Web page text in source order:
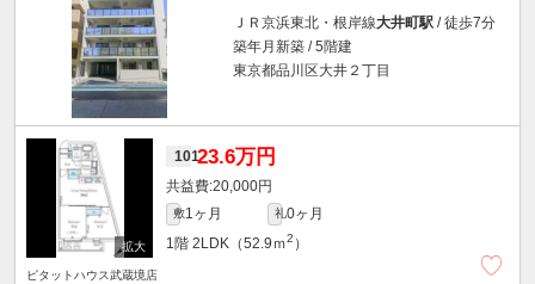
ＪＲ京浜東北・根岸線大井町駅 / 徒歩7分
築年月新築 / 5階建
東京都品川区大井２丁目
10123.6万円
20,000円
敷1ヶ月 礼0ヶ月
1階 2LDK（52.9ｍ2 ）
ピタットハウス武蔵境店